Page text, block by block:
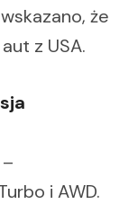
że
z USA.
–
i AWD.